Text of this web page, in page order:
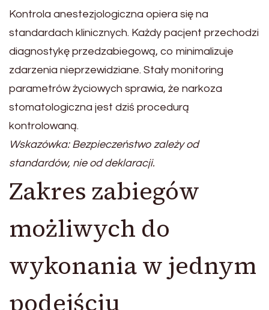
Kontrola anestezjologiczna opiera się na
standardach klinicznych. Każdy pacjent przechodzi
diagnostykę przedzabiegową, co minimalizuje
zdarzenia nieprzewidziane. Stały monitoring
parametrów życiowych sprawia, że narkoza
stomatologiczna jest dziś procedurą
kontrolowaną.
Wskazówka: Bezpieczeństwo zależy od
standardów, nie od deklaracji.
Zakres zabiegów
możliwych do
wykonania w jednym
podejściu